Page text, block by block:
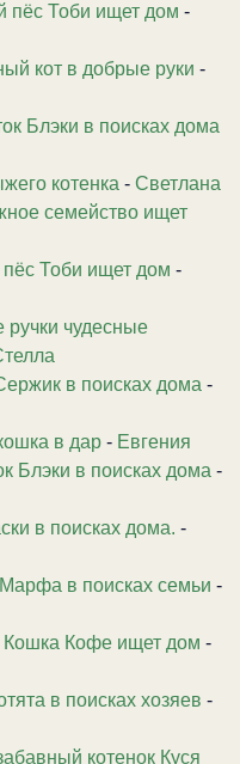
пёс Тоби ищет дом -
кот в добрые руки -
Блэки в поисках дома
котенка - Светлана
семейство ищет
Тоби ищет дом -
ручки чудесные
в поисках дома -
в дар - Евгения
Блэки в поисках дома -
в поисках дома. -
в поисках семьи -
Кофе ищет дом -
в поисках хозяев -
котенок Куся